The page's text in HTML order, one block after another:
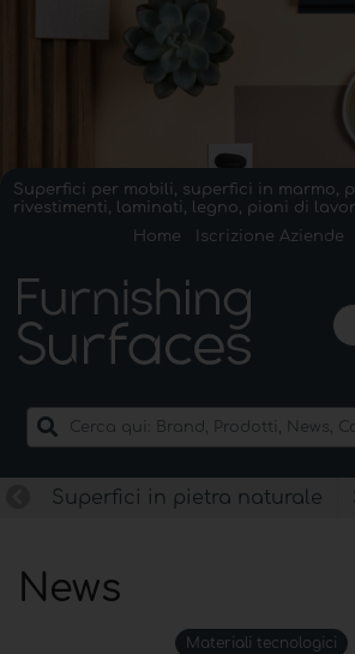
Superfici per mobili, superfici in marmo,
rivestimenti, laminati, legno, piani di
Home
Iscrizione Aziende
Superfici in pietra naturale
News
Materiali tecnologici